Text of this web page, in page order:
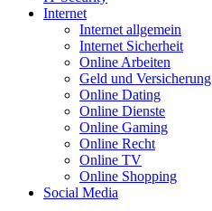
Internet
Internet allgemein
Internet Sicherheit
Online Arbeiten
Geld und Versicherung
Online Dating
Online Dienste
Online Gaming
Online Recht
Online TV
Online Shopping
Social Media